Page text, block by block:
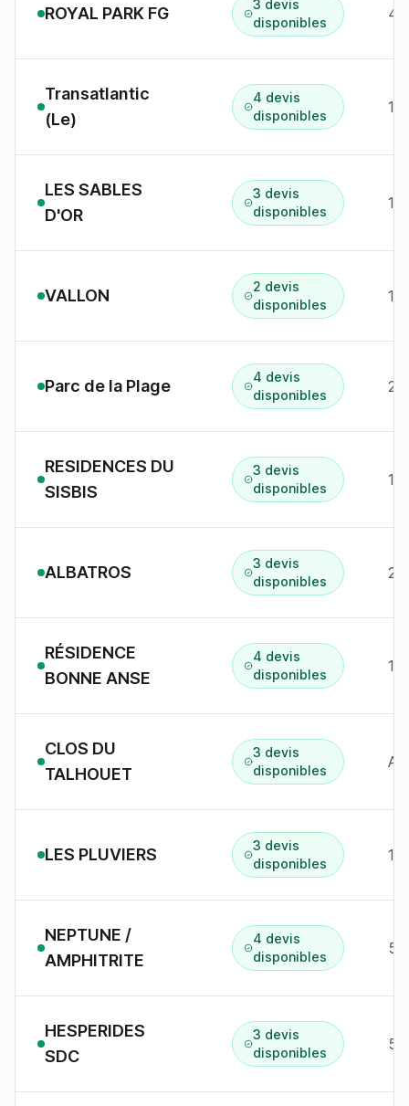
ROYAL PARK FG
3 devis
disponibles
Transatlantic
(Le)
4 devis
disponibles
13
LES SABLES
D'OR
3 devis
disponibles
17
VALLON
2 devis
disponibles
16
Parc de la Plage
4 devis
disponibles
RESIDENCES DU
SISBIS
3 devis
disponibles
ALBATROS
3 devis
disponibles
2
RÉSIDENCE
BONNE ANSE
4 devis
disponibles
CLOS DU
TALHOUET
3 devis
disponibles
LES PLUVIERS
3 devis
disponibles
12
NEPTUNE /
AMPHITRITE
4 devis
disponibles
5
HESPERIDES
SDC
3 devis
disponibles